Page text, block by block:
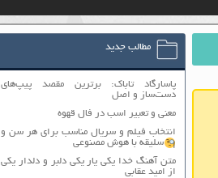
مطالب جدید
پاسارگاد تاباک: برترین مقصد پیپ‌های
دست‌ساز و اصل
معنی و تعبیر اسب در فال قهوه
انتخاب فیلم و سریال مناسب برای هر سن و
سلیقه با هوش مصنوعی
متن آهنگ خدا یکی یار یکی دلبر و دلدار یکی
از امید عقابی